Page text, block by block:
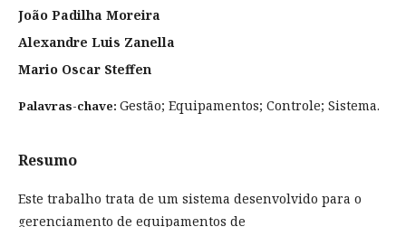
João Padilha Moreira
Alexandre Luis Zanella
Mario Oscar Steffen
Palavras-chave: Gestão; Equipamentos; Controle; Sistema.
Resumo
Este trabalho trata de um sistema desenvolvido para o
gerenciamento de equipamentos de